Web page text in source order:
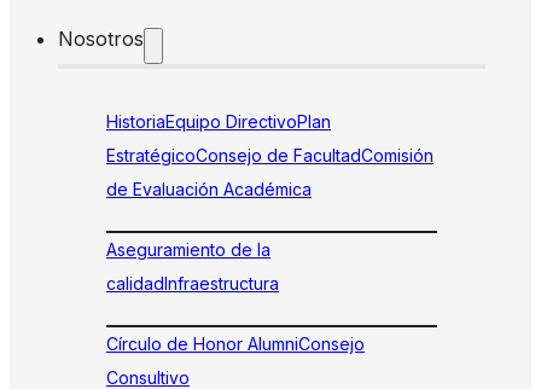
Nosotros
HistoriaEquipo DirectivoPlan
EstratégicoConsejo de FacultadComisión
de Evaluación Académica
Aseguramiento de la
calidadInfraestructura
Círculo de Honor AlumniConsejo
Consultivo